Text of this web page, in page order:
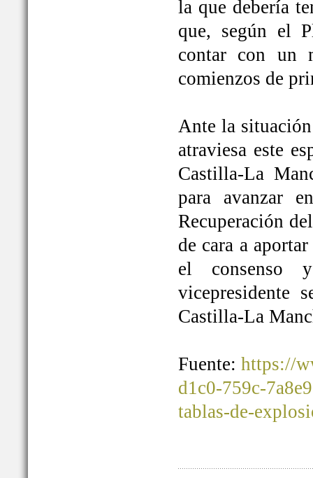
la que debería
que, según el
contar con un
comienzos de
Ante la
atraviesa este
Castilla-La
para avanzar
Recuperación
de cara a
el consenso
vicepresidente
Castilla-La
Fuente: https://
d1c0-759c-
tablas-de-